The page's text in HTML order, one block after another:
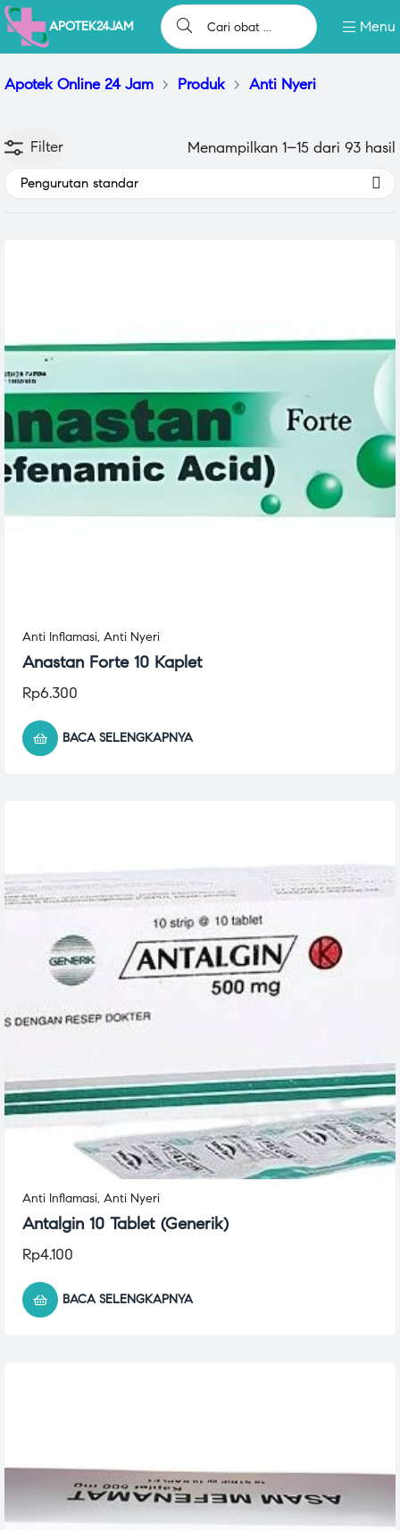
APOTEK24JAM Menu
Apotek Online 24 Jam > Produk > Anti Nyeri
Filter Menampilkan 1–15 dari 93 hasil
Pengurutan standar
Anti Inflamasi, Anti Nyeri
Anastan Forte 10 Kaplet
Rp6.300
BACA SELENGKAPNYA
Anti Inflamasi, Anti Nyeri
Antalgin 10 Tablet (Generik)
Rp4.100
BACA SELENGKAPNYA